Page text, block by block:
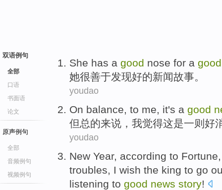
双语例句
全部
口语
书面语
论文
原声例句
全部
音频例句
视频例句
She has a good nose for a good
她很善于发现好的新闻故事。
youdao
On balance, to me, it's a good
但总的来说， 我觉得这是一则 好
youdao
New Year, according to
troubles , I wish the king to go
listening to good news story!